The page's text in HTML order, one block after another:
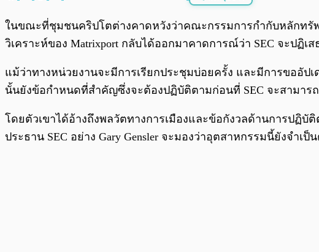
พร้อมเล่น
ในขณะที่ชุมชนคริปโตต่างคาดหวังว่าคณะกรรมการกำกับหลักทรั
วิเคราะห์ของ Matrixport กลับได้ออกมาคาดการณ์ว่า SEC จะปฏิเส
แม้ว่าทางหน่วยงานจะมีการเรียกประชุมบ่อยครั้ง และมีการขออัป
นั้นยังข้อกำหนดที่สำคัญซึ่งจะต้องปฏิบัติตามก่อนที่ SEC จะสามาร
โดยตัวเขาได้อ้างถึงพลวัตทางการเมืองและข้อกังวลด้านการปฏิ
ประธาน SEC อย่าง Gary Gensler จะมองว่าอุตสาหกรรมนี้ยังจำเ